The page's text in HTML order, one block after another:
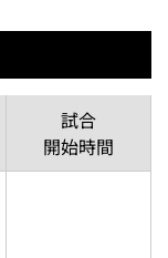
試合
開始時間